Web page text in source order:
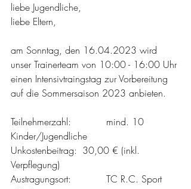
liebe Jugendliche,
liebe Eltern,
am Sonntag, den 16.04.2023 wird
unser Trainerteam von 10:00 - 16:00 Uhr
einen Intensivtraingstag zur Vorbereitung
auf die Sommersaison 2023 anbieten.
Teilnehmerzahl:		mind. 10
Kinder/Jugendliche
Unkostenbeitrag:	30,00 € (inkl.
Verpflegung)
Austragungsort:		TC R.C. Sport